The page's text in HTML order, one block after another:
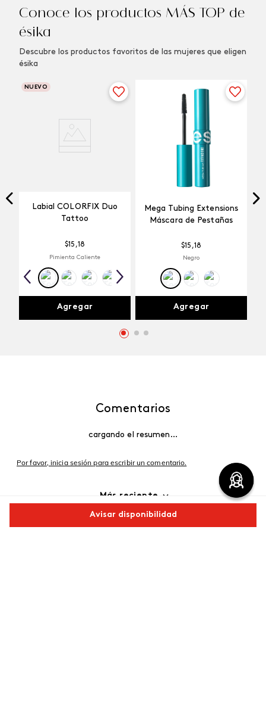
Avisar disponibilidad
Conoce los productos MÁS TOP de
ésika
Descubre los productos favoritos de las mujeres que eligen
ésika
NUEVO
Labial COLORFIX Duo
Tattoo
$15 ,18
Pimienta Caliente
Agregar
Mega Tubing Extensions
Máscara de Pestañas
$15 ,18
Negro
Agregar
Comentarios
cargando el resumen…
Por favor, inicia sesión para escribir un comentario.
Más reciente
Cargando comentarios…